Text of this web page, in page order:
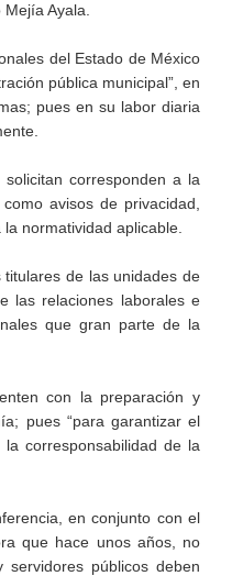
Ayala.
del Estado de México
pública municipal”, en
pues en su labor diaria
corresponden a la
avisos de privacidad,
normatividad aplicable.
de las unidades de
las relaciones laborales e
que gran parte de la
con la preparación y
pues “para garantizar el
corresponsabilidad de la
en conjunto con el
que hace unos años, no
públicos deben